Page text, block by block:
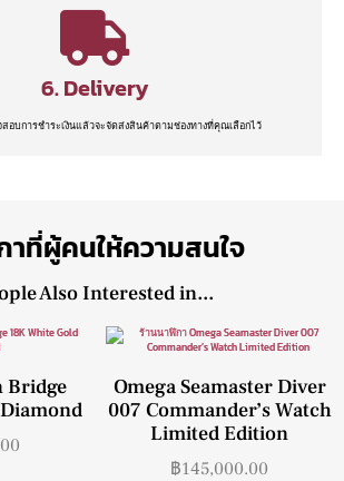
6. Delivery
สอบการชำระเงินแล้วจะจัดส่งสินค้าตามช่องทางที่คุณเลือกไว้
าที่ผู้คนให้ความสนใจ
Also Interested in...
Bridge
Omega Seamaster Diver
007 Commander’s Watch
Limited Edition
฿145,000.00